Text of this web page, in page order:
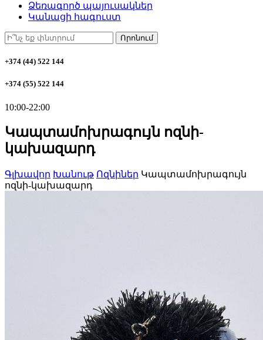
Ձեռագործ պայուսակներ
Կանացի հագուստ
Որոնում
+374 (44) 522 144
+374 (55) 522 144
10:00-22:00
Կապտամոխրագույն ոզնի-
կախազարդ
Գլխավոր Խանութ Ոզնիներ Կապտամոխրագույն
ոզնի-կախազարդ